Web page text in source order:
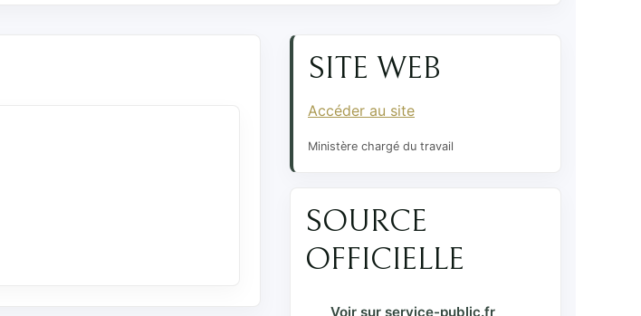
SITE WEB
Accéder au site
Ministère chargé du travail
SOURCE
OFFICIELLE
Voir sur service-public.fr